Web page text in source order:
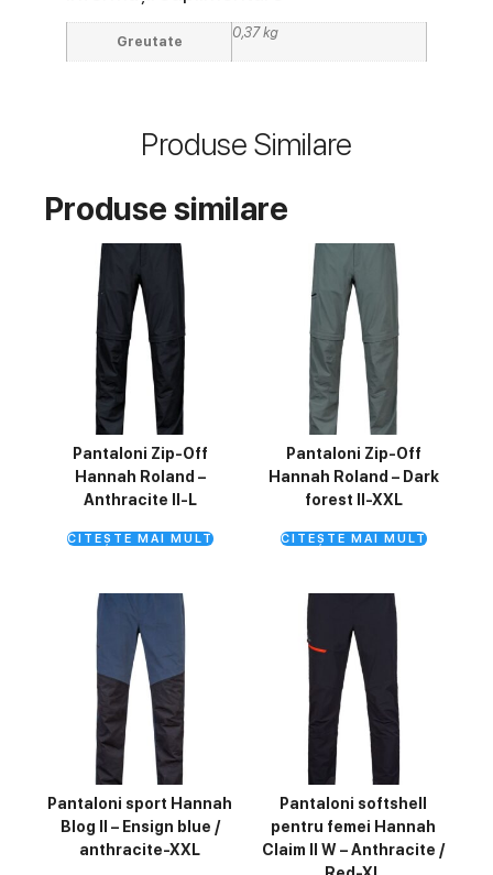
Greutate
0,37 kg
Produse Similare
Produse similare
Pantaloni Zip-Off
Hannah Roland –
Anthracite II-L
CITEȘTE MAI MULT
Pantaloni Zip-Off
Hannah Roland – Dark
forest II-XXL
CITEȘTE MAI MULT
Pantaloni sport Hannah
Blog II – Ensign blue /
anthracite-XXL
Pantaloni softshell
pentru femei Hannah
Claim II W – Anthracite /